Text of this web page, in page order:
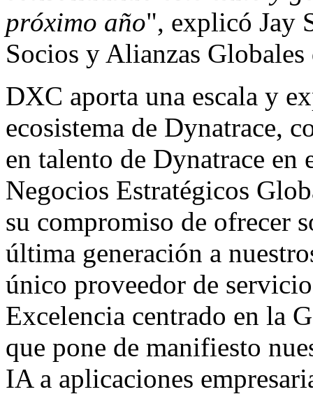
próximo año", explicó Jay
Socios y Alianzas Globales
DXC aporta una escala y
ecosistema de Dynatrace,
en talento de Dynatrace
Negocios Estratégicos
su compromiso de ofrecer
última generación a
único proveedor de
Excelencia centrado en la
que pone de manifiesto
IA a aplicaciones